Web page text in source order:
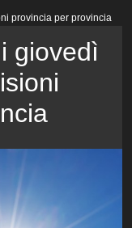
provincia per provincia
giovedì